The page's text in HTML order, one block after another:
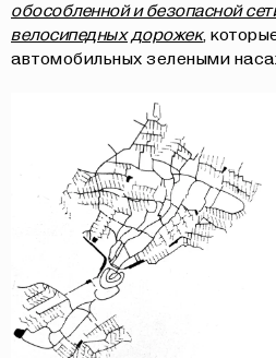
обособленной и безопасной
велосипедных дорожек,
автомобильных зелеными